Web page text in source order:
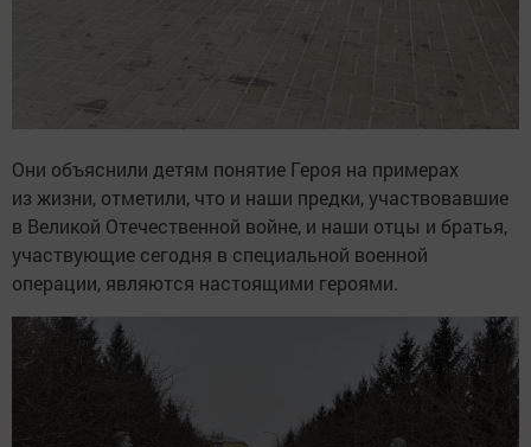
Они объяснили детям понятие Героя на примерах
из жизни, отметили, что и наши предки, участвовавшие
в Великой Отечественной войне, и наши отцы и братья,
участвующие сегодня в специальной военной
операции, являются настоящими героями.